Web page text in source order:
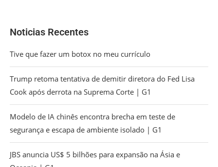
Noticias Recentes
Tive que fazer um botox no meu currículo
Trump retoma tentativa de demitir diretora do Fed Lisa
Cook após derrota na Suprema Corte | G1
Modelo de IA chinês encontra brecha em teste de
segurança e escapa de ambiente isolado | G1
JBS anuncia US$ 5 bilhões para expansão na Ásia e